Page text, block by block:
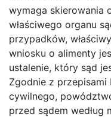
wymaga skierowania
właściwego organu
przypadków,
wniosku o alimenty
ustalenie, który sąd
Zgodnie z przepisami
cywilnego,
przed sądem według